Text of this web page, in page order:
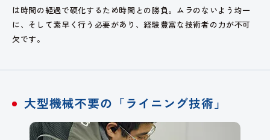
は時間の経過で硬化するため時間との勝負。ムラのないよう均一
に、そして素早く行う必要があり、経験豊富な技術者の力が不可
欠です。
大型機械不要の 「ライニング技術」